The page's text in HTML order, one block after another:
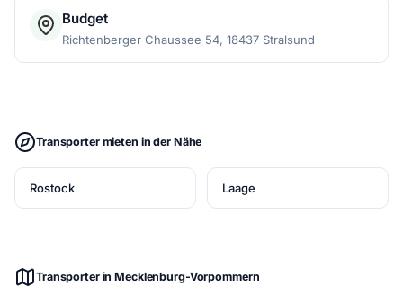
Budget
Richtenberger Chaussee 54, 18437 Stralsund
Transporter mieten in der Nähe
Rostock Laage
Transporter in Mecklenburg-Vorpommern